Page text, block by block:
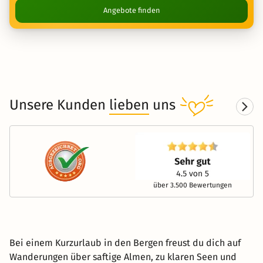
Angebote finden
Unsere Kunden lieben uns
über 3.500 Bewertungen
Bei einem Kurzurlaub in den Bergen freust du dich auf
Wanderungen über saftige Almen, zu klaren Seen und